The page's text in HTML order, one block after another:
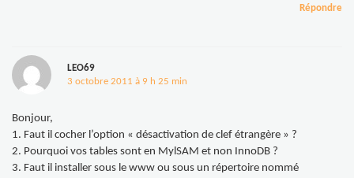
Répondre
LEO69
3 octobre 2011 à 9 h 25 min
Bonjour,
1. Faut il cocher l’option « désactivation de clef étrangère » ?
2. Pourquoi vos tables sont en MylSAM et non InnoDB ?
3. Faut il installer sous le www ou sous un répertoire nommé